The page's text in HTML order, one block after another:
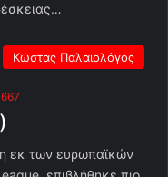
Κώστας Παλαιολόγος
667
εκ των ευρωπαϊκών